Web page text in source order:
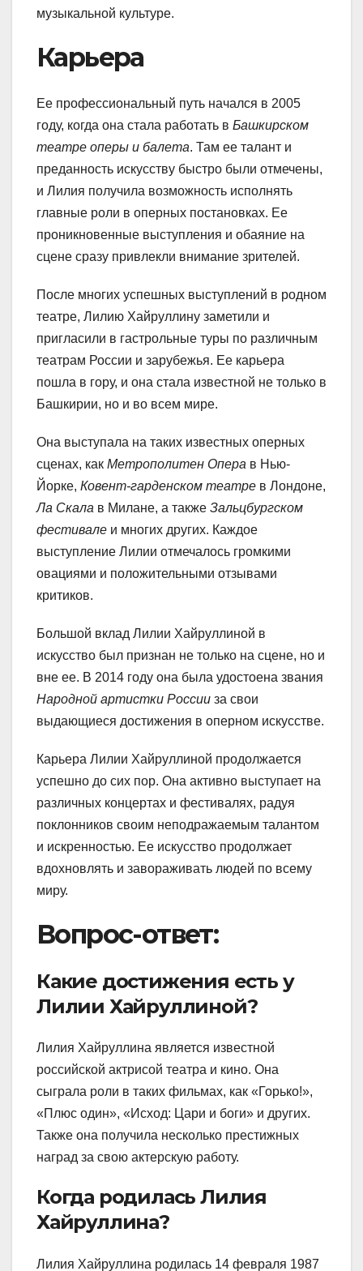
музыкальной культуре.
Карьера
Ее профессиональный путь начался в 2005
году, когда она стала работать в Башкирском
театре оперы и балета. Там ее талант и
преданность искусству быстро были отмечены,
и Лилия получила возможность исполнять
главные роли в оперных постановках. Ее
проникновенные выступления и обаяние на
сцене сразу привлекли внимание зрителей.
После многих успешных выступлений в родном
театре, Лилию Хайруллину заметили и
пригласили в гастрольные туры по различным
театрам России и зарубежья. Ее карьера
пошла в гору, и она стала известной не только в
Башкирии, но и во всем мире.
Она выступала на таких известных оперных
сценах, как Метрополитен Опера в Нью-
Йорке, Ковент-гарденском театре в Лондоне,
Ла Скала в Милане, а также Зальцбургском
фестивале и многих других. Каждое
выступление Лилии отмечалось громкими
овациями и положительными отзывами
критиков.
Большой вклад Лилии Хайруллиной в
искусство был признан не только на сцене, но и
вне ее. В 2014 году она была удостоена звания
Народной артистки России за свои
выдающиеся достижения в оперном искусстве.
Карьера Лилии Хайруллиной продолжается
успешно до сих пор. Она активно выступает на
различных концертах и фестивалях, радуя
поклонников своим неподражаемым талантом
и искренностью. Ее искусство продолжает
вдохновлять и завораживать людей по всему
миру.
Вопрос-ответ:
Какие достижения есть у
Лилии Хайруллиной?
Лилия Хайруллина является известной
российской актрисой театра и кино. Она
сыграла роли в таких фильмах, как «Горько!»,
«Плюс один», «Исход: Цари и боги» и других.
Также она получила несколько престижных
наград за свою актерскую работу.
Когда родилась Лилия
Хайруллина?
Лилия Хайруллина родилась 14 февраля 1987